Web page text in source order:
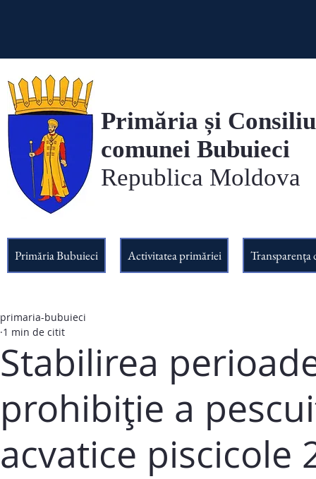
Primăria și
comunei Bubuieci
Republica Moldova
Primăria Bubuieci Activitatea primăriei Transparența
Stabilirea
prohibiție a
acvatice piscicole
primaria-bubuieci
1 min de citit